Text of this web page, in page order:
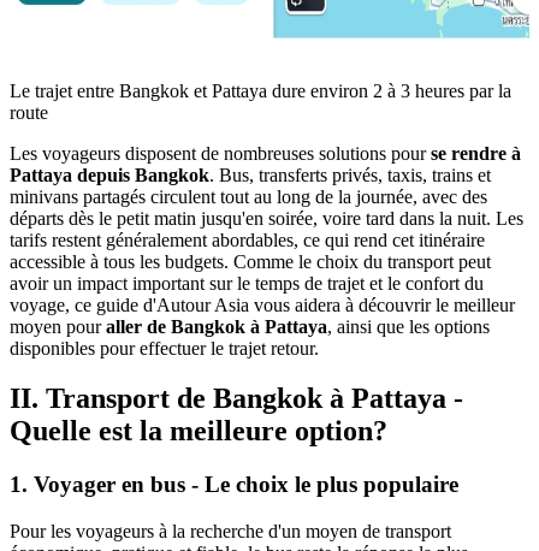
Le trajet entre Bangkok et Pattaya dure environ 2 à 3 heures par la
route
Les voyageurs disposent de nombreuses solutions pourse rendre à
Pattaya depuis Bangkok. Bus, transferts privés, taxis, trains et
minivans partagés circulent tout au long de la journée, avec des
départs dès le petit matin jusqu'en soirée, voire tard dans la nuit. Les
tarifs restent généralement abordables, ce qui rend cet itinéraire
accessible à tous les budgets. Comme le choix du transport peut
avoir un impact important sur le temps de trajet et le confort du
voyage, ce guide d'Autour Asia vous aidera à découvrir le meilleur
moyen pouraller de Bangkok à Pattaya, ainsi que les options
disponibles pour effectuer le trajet retour.
II. Transport de Bangkok à Pattaya -
Quelle est la meilleure option?
1. Voyager en bus - Le choix le plus populaire
Pour les voyageurs à la recherche d'un moyen de transport